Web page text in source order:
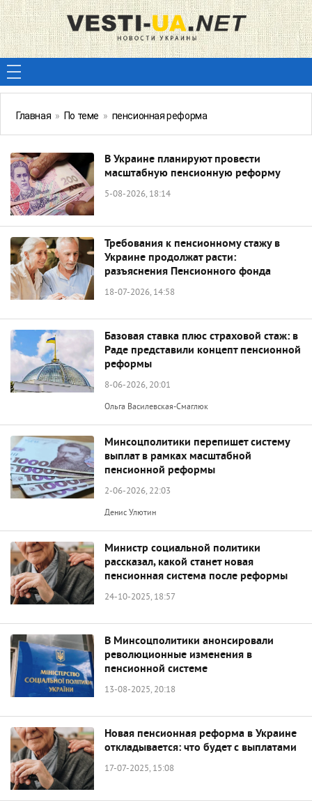
Главная » По теме » пенсионная реформа
В Украине планируют провести
масштабную пенсионную реформу
5-08-2026, 18:14
Требования к пенсионному стажу в
Украине продолжат расти:
разъяснения Пенсионного фонда
18-07-2026, 14:58
Базовая ставка плюс страховой стаж: в
Раде представили концепт пенсионной
реформы
8-06-2026, 20:01
Ольга Василевская-Смаглюк
Минсоцполитики перепишет систему
выплат в рамках масштабной
пенсионной реформы
2-06-2026, 22:03
Денис Улютин
Министр социальной политики
рассказал, какой станет новая
пенсионная система после реформы
24-10-2025, 18:57
В Минсоцполитики анонсировали
революционные изменения в
пенсионной системе
13-08-2025, 20:18
Новая пенсионная реформа в Украине
откладывается: что будет с выплатами
17-07-2025, 15:08